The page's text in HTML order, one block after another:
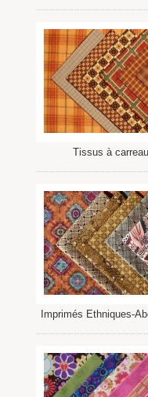
Tissus à
Imprimés Ethniques-